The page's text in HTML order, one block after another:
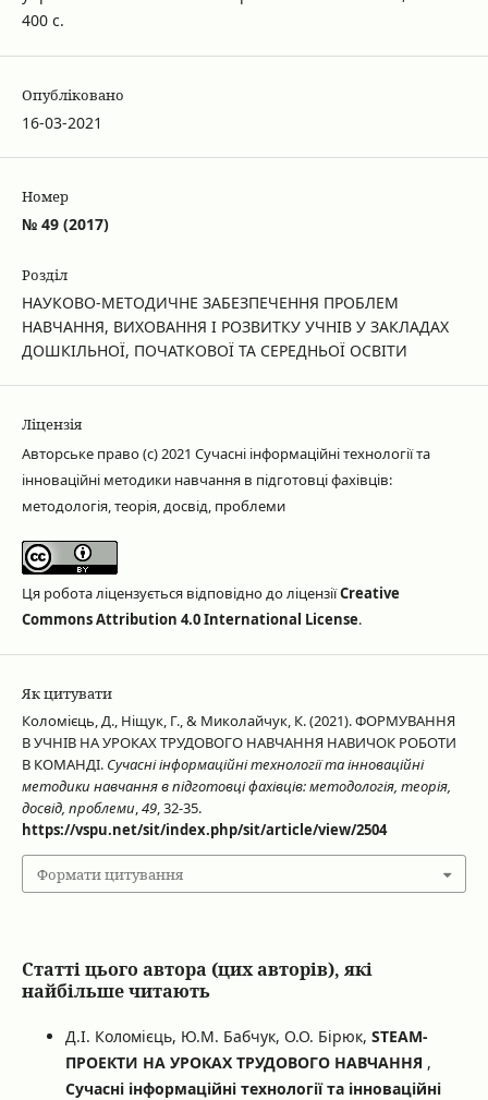
400 с.
Опубліковано
16-03-2021
Номер
№ 49 (2017)
Розділ
НАУКОВО-МЕТОДИЧНЕ ЗАБЕЗПЕЧЕННЯ ПРОБЛЕМ
НАВЧАННЯ, ВИХОВАННЯ І РОЗВИТКУ УЧНІВ У ЗАКЛАДАХ
ДОШКІЛЬНОЇ, ПОЧАТКОВОЇ ТА СЕРЕДНЬОЇ ОСВІТИ
Ліцензія
Авторське право (c) 2021 Сучасні інформаційні технології та
інноваційні методики навчання в підготовці фахівців:
методологія, теорія, досвід, проблеми
Ця робота ліцензується відповідно до ліцензіїCreative
Commons Attribution 4.0 International License.
Як цитувати
Коломієць, Д., Ніщук, Г., & Миколайчук, К. (2021). ФОРМУВАННЯ
В УЧНІВ НА УРОКАХ ТРУДОВОГО НАВЧАННЯ НАВИЧОК РОБОТИ
В КОМАНДІ. Сучасні інформаційні технології та інноваційні
методики навчання в підготовці фахівців: методологія, теорія,
досвід, проблеми,49, 32-35.
https://vspu.net/sit/index.php/sit/article/view/2504
Формати цитування
Статті цього автора (цих авторів), які
найбільше читають
Д.І. Коломієць, Ю.М. Бабчук, О.О. Бірюк, STEAM-
ПРОЕКТИ НА УРОКАХ ТРУДОВОГО НАВЧАННЯ ,
Сучасні інформаційні технології та інноваційні